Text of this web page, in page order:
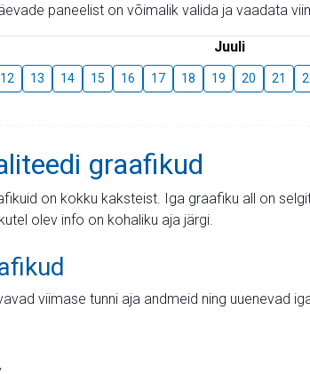
paneelist on võimalik valida ja vaadata
Juuli
12 13 14 15 16 17 18 19 20 21
graafikud
on kokku kaksteist. Iga graafiku all on
olev info on kohaliku aja järgi.
viimase tunni aja andmeid ning uuenevad